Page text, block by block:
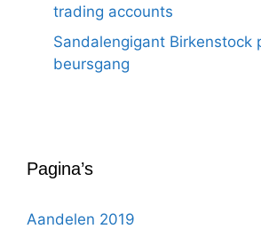
trading accounts
Sandalengigant Birkenstock
beursgang
Pagina’s
Aandelen 2019